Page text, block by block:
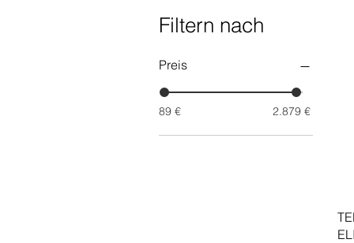
Filtern nach
Preis
89 € 2.879 €